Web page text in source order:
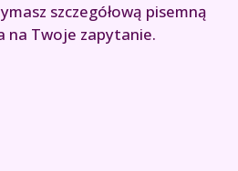
szczegółową pisemną
na Twoje zapytanie.